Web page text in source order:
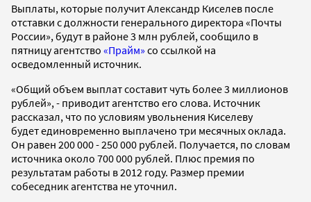
Выплаты, которые получит Александр Киселев после
отставки с должности генерального директора «Почты
России», будут в районе 3 млн рублей, сообщило в
пятницу агентство «Прайм» со ссылкой на
осведомленный источник.
«Общий объем выплат составит чуть более 3 миллионов
рублей», - приводит агентство его слова. Источник
рассказал, что по условиям увольнения Киселеву
будет единовременно выплачено три месячных оклада.
Он равен 200 000 - 250 000 рублей. Получается, по словам
источника около 700 000 рублей. Плюс премия по
результатам работы в 2012 году. Размер премии
собеседник агентства не уточнил.